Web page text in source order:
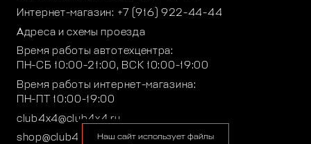
Интернет-магазин: +7 (916) 922-44-44
Адреса и схемы проезда
Время работы автотехцентра:
ПН-СБ 10:00-21:00, ВСК 10:00-19:00
Время работы интернет-магазина:
ПН-ПТ 10:00-19:00
club4x4@club4x4.ru
shop@club4x4.ruНаш сайт использует файлы